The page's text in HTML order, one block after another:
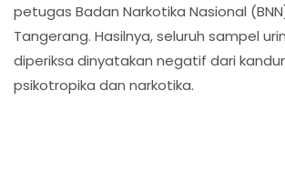
petugas Badan Narkotika Nasional
Tangerang. Hasilnya, seluruh sampel
diperiksa dinyatakan negatif dari
psikotropika dan narkotika.